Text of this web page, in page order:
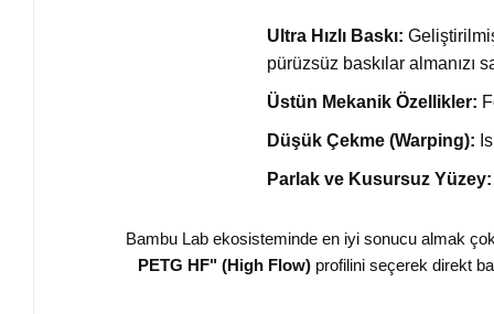
Ultra Hızlı Baskı:
pürüzsüz baskılar almanızı
Üstün Mekanik Özellikler:
Düşük Çekme (Warping):
Parlak ve Kusursuz Yüzey:
Bambu Lab ekosisteminde en iyi sonucu almak
PETG HF" (High Flow) profilini seçerek direkt